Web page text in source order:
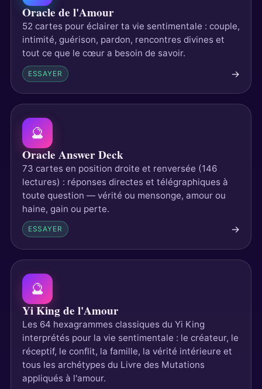
Oracle de l'Amour
52 cartes pour éclairer ta vie sentimentale : couple,
intimité, guérison, pardon, rencontres divines et
tout ce que le cœur a besoin de savoir.
ESSAYER →
🔮
Oracle Answer Deck
73 cartes en position droite et renversée (146
lectures) : réponses directes et télégraphiques à
toute question — vérité ou mensonge, amour ou
haine, gain ou perte.
ESSAYER →
🔮
Yi King de l'Amour
Les 64 hexagrammes classiques du Yi King
interprétés pour la vie sentimentale : le créateur, le
réceptif, le conflit, la famille, la vérité intérieure et
tous les archétypes du Livre des Mutations
appliqués à l'amour.